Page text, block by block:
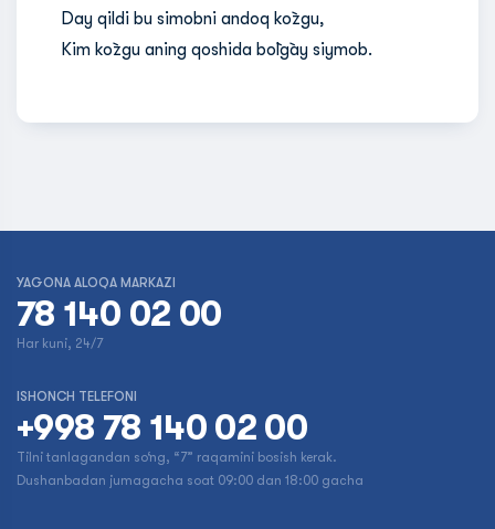
Day qildi bu simobni andoq ko`zgu,
Kim ko`zgu aning qoshida bo`lg`ay siymob.
YAGONA ALOQA MARKAZI
78 140 02 00
Har kuni, 24/7
ISHONCH TELEFONI
+998 78 140 02 00
Tilni tanlagandan so‘ng, “7” raqamini bosish kerak.
Dushanbadan jumagacha soat 09:00 dan 18:00 gacha